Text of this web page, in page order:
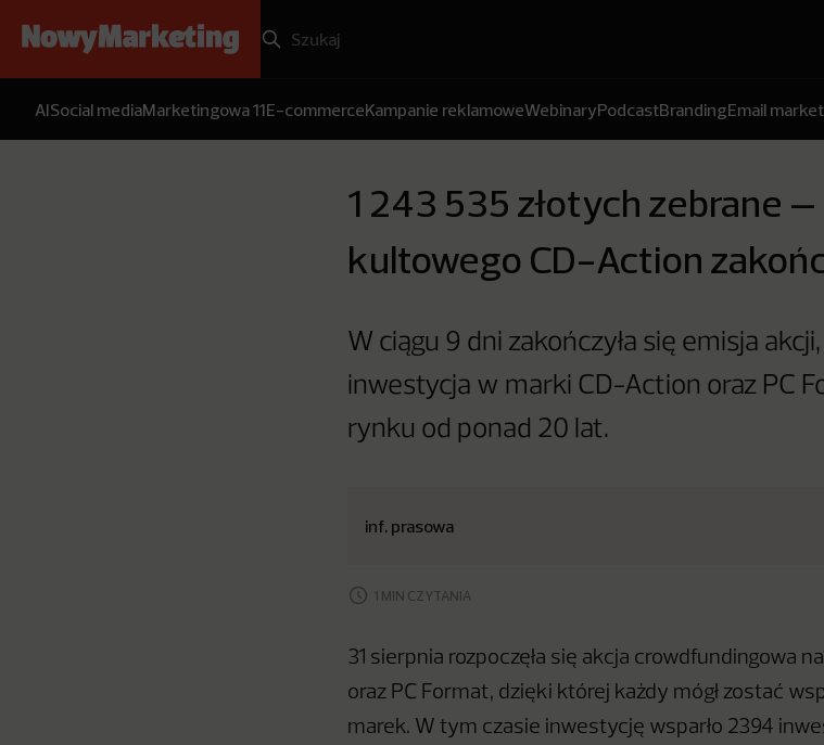
AISocial mediaMarketingowa 11E-commerceKampanie reklamoweWebinaryPodcastBrandingEmail
1 243 535 złotych zebrane
kultowego CD-Action
W ciągu 9 dni zakończyła się emisja
inwestycja w marki CD-Action oraz PC
rynku od ponad 20 lat.
inf. prasowa
1 MIN CZYTANIA
31 sierpnia rozpoczęła się akcja crowdfundingowa
oraz PC Format, dzięki której każdy mógł zostać
marek. W tym czasie inwestycję wsparło 2394